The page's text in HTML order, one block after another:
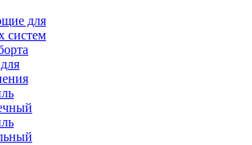
для
систем